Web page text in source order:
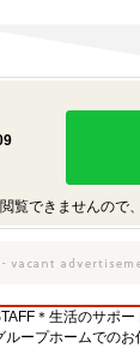
覧できませんので
＊生活のサポー
ープホームでのお